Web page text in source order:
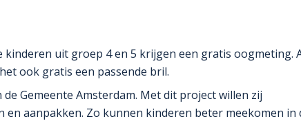
kinderen uit groep 4 en 5 krijgen een gratis oogmeting.
ook gratis een passende bril.
Gemeente Amsterdam. Met dit project willen zij
aanpakken. Zo kunnen kinderen beter meekomen in